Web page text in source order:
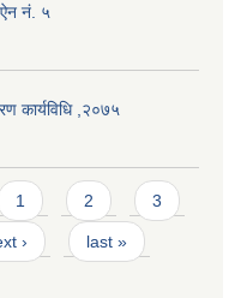
ऐन नं. ५
कार्यविधि ,२०७५
1 2 3
› last »